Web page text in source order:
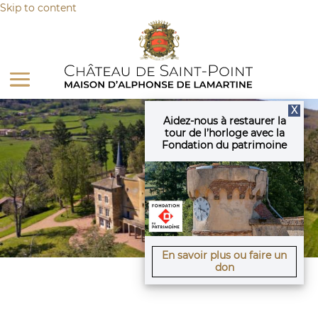
Panneau de gestion des cookies
Skip to content
X
Aidez-nous à restaurer la
tour de l’horloge avec la
Fondation du patrimoine
En savoir plus ou faire un
don